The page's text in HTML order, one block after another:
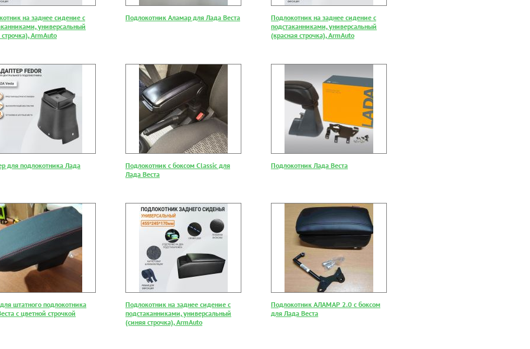
на заднее сидение с
универсальный
ArmAuto
Подлокотник Аламар для Лада Веста
Подлокотник на заднее сидение с
подстаканниками, универсальный
(красная строчка), ArmAuto
для подлокотника Лада
Подлокотник с боксом Classic для
Лада Веста
Подлокотник Лада Веста
штатного подлокотника
с цветной строчкой
Подлокотник на заднее сидение с
подстаканниками, универсальный
(синяя строчка), ArmAuto
Подлокотник АЛАМАР 2.0 с боксом
для Лада Веста